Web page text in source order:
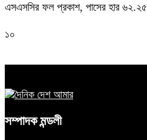
এসএসসির ফল প্রকাশ, পাসের হার ৬২.২৫
১০
সম্পাদক মন্ডলী